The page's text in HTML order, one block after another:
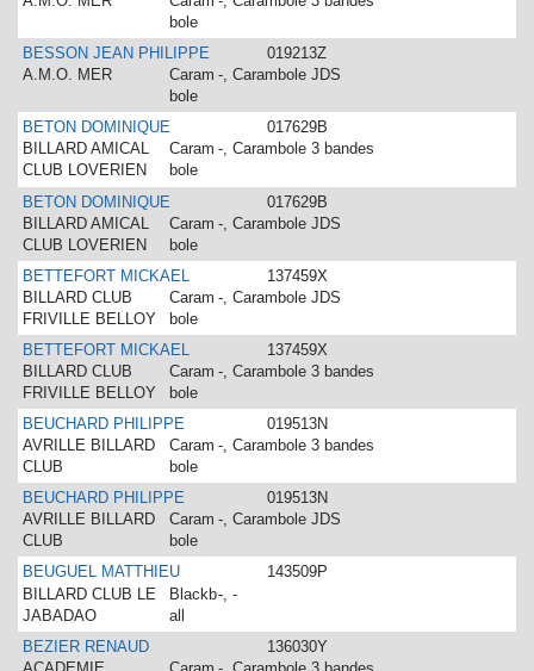
bole
BESSON JEAN PHILIPPE
019213Z
A.M.O. MER
Caram
bole
-, Carambole JDS
BETON DOMINIQUE
017629B
BILLARD AMICAL
CLUB LOVERIEN
Caram
bole
-, Carambole 3 bandes
BETON DOMINIQUE
017629B
BILLARD AMICAL
CLUB LOVERIEN
Caram
bole
-, Carambole JDS
BETTEFORT MICKAEL
137459X
BILLARD CLUB
FRIVILLE BELLOY
Caram
bole
-, Carambole JDS
BETTEFORT MICKAEL
137459X
BILLARD CLUB
FRIVILLE BELLOY
Caram
bole
-, Carambole 3 bandes
BEUCHARD PHILIPPE
019513N
AVRILLE BILLARD
CLUB
Caram
bole
-, Carambole 3 bandes
BEUCHARD PHILIPPE
019513N
AVRILLE BILLARD
CLUB
Caram
bole
-, Carambole JDS
BEUGUEL MATTHIEU
143509P
BILLARD CLUB LE
JABADAO
Blackb
all
-, -
BEZIER RENAUD
136030Y